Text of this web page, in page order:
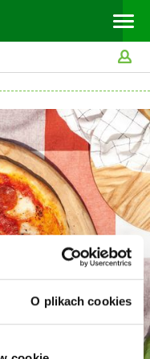
O plikach cookies
Toggle